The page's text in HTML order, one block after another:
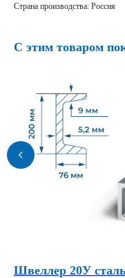
Страна производства: Россия
С этим товаром
Швеллер 20У